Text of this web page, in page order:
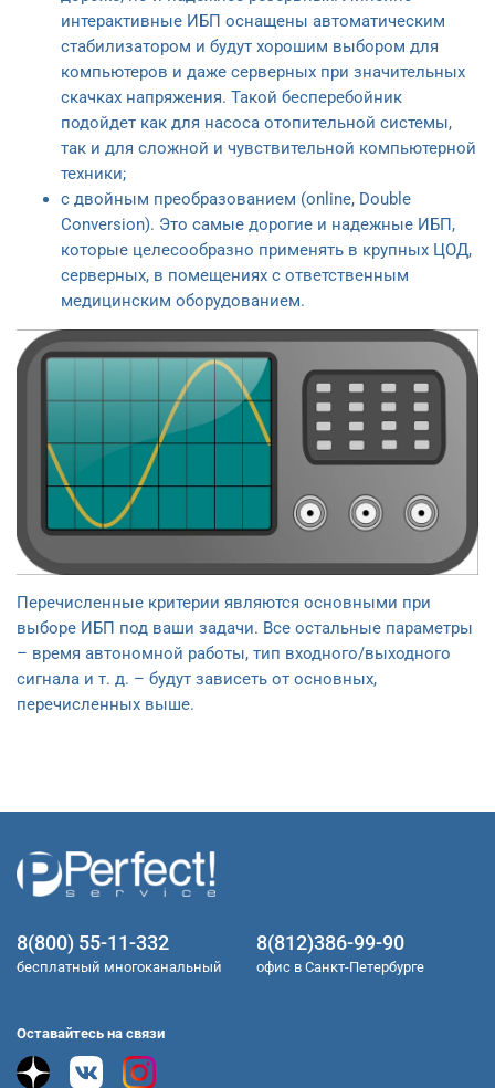
интерактивные ИБП оснащены автоматическим
стабилизатором и будут хорошим выбором для
компьютеров и даже серверных при значительных
скачках напряжения. Такой бесперебойник
подойдет как для насоса отопительной системы,
так и для сложной и чувствительной компьютерной
техники;
с двойным преобразованием (online, Double
Conversion). Это самые дорогие и надежные ИБП,
которые целесообразно применять в крупных ЦОД,
серверных, в помещениях с ответственным
медицинским оборудованием.
Перечисленные критерии являются основными при
выборе ИБП под ваши задачи. Все остальные параметры
– время автономной работы, тип входного/выходного
сигнала и т. д. – будут зависеть от основных,
перечисленных выше.
8(800) 55-11-332
бесплатный многоканальный
8(812)386-99-90
офис в Санкт-Петербурге
Оставайтесь на связи